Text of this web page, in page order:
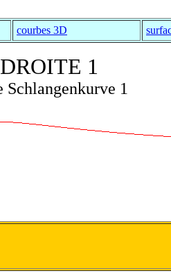
courbes 3D
1
Schlangenkurve 1